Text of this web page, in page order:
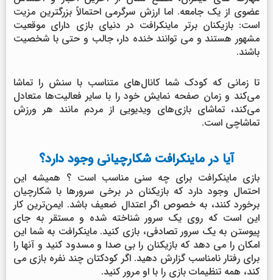
عضوی از یک جامعه. اما ارزش سرگرمی احتمالاً بزرگترین مزیت
است: بازیکنان برتر ماینکرافت در دنیای بازی دارای موقعیت
مشهور هستند و می توانند خنده دار، جالب و حتی با شخصیت
باشند.
تا زمانی که کودک شما کانال‌های متناسب با سنش را تماشا
می‌کند و زمان صفحه نمایش خود را با سایر فعالیت‌ها متعادل
می‌کند، تماشای بازی‌های ویدیویی از مردم مانند هر ورزش
تماشاچی است.
آیا در ماینکرافت شکارچیانی وجود دارد؟
بازی ماینکرافت برای چه سنی مناسب است ؟ همیشه این
احتمال وجود دارد که بازیکنان در برخی سرورها با شکارچیان
برخورد کنند، به خصوص اگر اعتدال ضعیف باشد. ایمن‌ترین کار
این است که روی یک سرور شناخته شده و مستقر به جای
پیوستن به یک سرور تصادفی، بازی کنید. ماینکرافت به شما این
امکان را می دهد که بازیکنان را بی صدا و مسدود کنید و آنها را
برای رفتار نامناسب گزارش دهید. اگر کودکتان چند نفره بازی می
کند، همه تنظیمات بازی را با او مرور کنید.